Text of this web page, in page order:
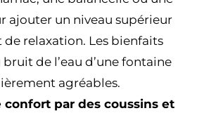
ajouter un niveau supérieur
relaxation. Les bienfaits
de l’eau d’une fontaine
agréables.
confort par des coussins et